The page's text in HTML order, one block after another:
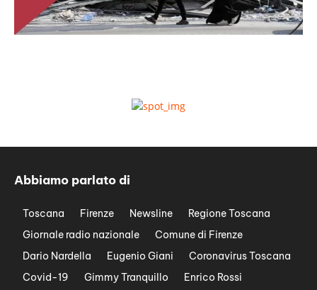
Abbiamo parlato di
Toscana Firenze Newsline
Regione Toscana
Giornale radio nazionale
Comune di Firenze
Dario Nardella
Eugenio Giani
Coronavirus Toscana
Covid-19
Gimmy Tranquillo
Enrico Rossi